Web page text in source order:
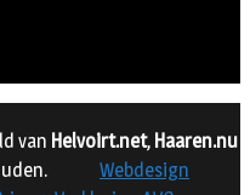
van Helvoirt.net, Haaren.nu
Webdesign